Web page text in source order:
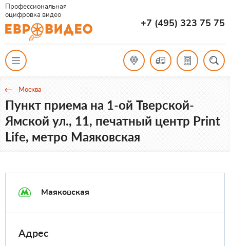
Профессиональная
оцифровка видео
+7 (495) 323 75 75
Москва
Пункт приема на 1-ой Тверской-
Ямской ул., 11, печатный центр Print
Life, метро Маяковская
Маяковская
Адрес